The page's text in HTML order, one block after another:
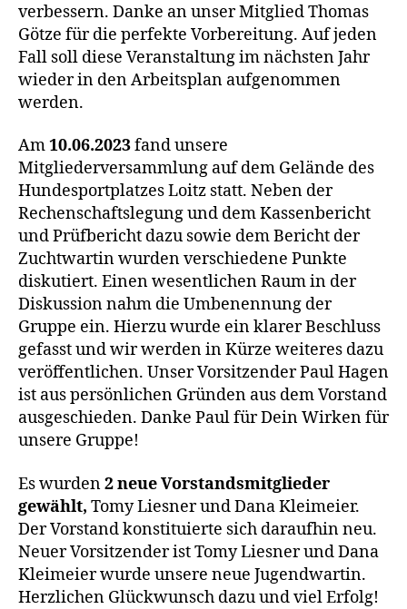
verbessern. Danke an unser Mitglied Thomas
Götze für die perfekte Vorbereitung. Auf jeden
Fall soll diese Veranstaltung im nächsten Jahr
wieder in den Arbeitsplan aufgenommen
werden.
Am10.06.2023fand unsere
Mitgliederversammlung auf dem Gelände des
Hundesportplatzes Loitz statt. Neben der
Rechenschaftslegung und dem Kassenbericht
und Prüfbericht dazu sowie dem Bericht der
Zuchtwartin wurden verschiedene Punkte
diskutiert. Einen wesentlichen Raum in der
Diskussion nahm die Umbenennung der
Gruppe ein. Hierzu wurde ein klarer Beschluss
gefasst und wir werden in Kürze weiteres dazu
veröffentlichen. Unser Vorsitzender Paul Hagen
ist aus persönlichen Gründen aus dem Vorstand
ausgeschieden. Danke Paul für Dein Wirken für
unsere Gruppe!
Es wurden2 neue Vorstandsmitglieder
gewählt, Tomy Liesner und Dana Kleimeier.
Der Vorstand konstituierte sich daraufhin neu.
Neuer Vorsitzender ist Tomy Liesner und Dana
Kleimeier wurde unsere neue Jugendwartin.
Herzlichen Glückwunsch dazu und viel Erfolg!